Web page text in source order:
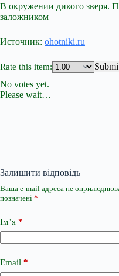
В окружении дикого зверя.
заложником
Источник: ohotniki.ru
Rate this item:
No votes yet.
Please wait…
Залишити відповідь
Ваша e-mail адреса не
позначені *
Ім’я *
Email *